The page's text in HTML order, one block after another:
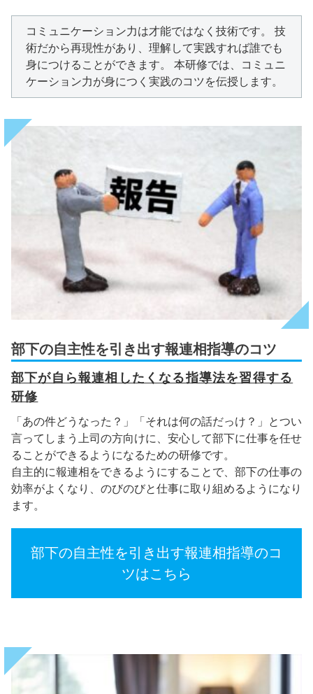
コミュニケーション力は才能ではなく技術です。 技
術だから再現性があり、理解して実践すれば誰でも
身につけることができます。 本研修では、コミュニ
ケーション力が身につく実践のコツを伝授します。
部下の自主性を引き出す報連相指導のコツ
部下が自ら報連相したくなる指導法を習得する
研修
「あの件どうなった？」「それは何の話だっけ？」とつい
言ってしまう上司の方向けに、安心して部下に仕事を任せ
ることができるようになるための研修です。
自主的に報連相をできるようにすることで、部下の仕事の
効率がよくなり、のびのびと仕事に取り組めるようになり
ます。
部下の自主性を引き出す報連相指導のコ
ツはこちら